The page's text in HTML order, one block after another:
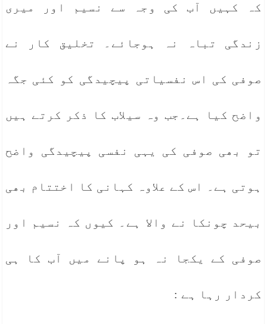
کہ کہیں آب کی وجہ سے نسیم اور میری
زندگی تباہ نہ ہوجائے۔ تخلیق کار نے
صوفی کی اس نفسیاتی پیچیدگی کو کئی جگہ
واضح کیا ہے۔جب وہ سیلاب کا ذکر کرتے ہیں
تو بھی صوفی کی یہی نفسی پیچیدگی واضح
ہوتی ہے۔ اس کے علاوہ کہانی کا اختتام بھی
بیحد چونکا نے والا ہے۔ کیوں کہ نسیم اور
صوفی کے یکجا نہ ہو پانے میں آب کا ہی
کردار رہا ہے :